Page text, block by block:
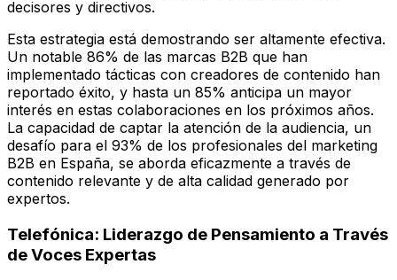
decisores y directivos.
Esta estrategia está demostrando ser altamente efectiva.
Un notable 86% de las marcas B2B que han
implementado tácticas con creadores de contenido han
reportado éxito, y hasta un 85% anticipa un mayor
interés en estas colaboraciones en los próximos años.
La capacidad de captar la atención de la audiencia, un
desafío para el 93% de los profesionales del marketing
B2B en España, se aborda eficazmente a través de
contenido relevante y de alta calidad generado por
expertos.
Telefónica: Liderazgo de Pensamiento a Través
de Voces Expertas